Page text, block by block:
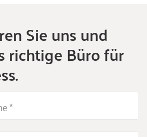
Sie uns und
richtige Büro für
*